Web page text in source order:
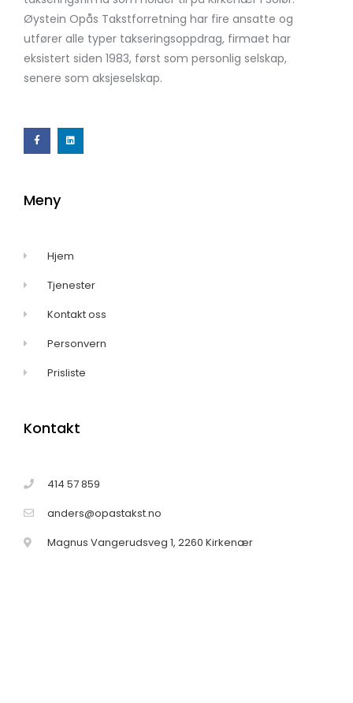
Øystein Opås Takstforretning har fire ansatte og
utfører alle typer takseringsoppdrag, firmaet har
eksistert siden 1983, først som personlig selskap,
senere som aksjeselskap.
Meny
Hjem
Tjenester
Kontakt oss
Personvern
Prisliste
Kontakt
414 57 859
anders@opastakst.no
Magnus Vangerudsveg 1, 2260 Kirkenær